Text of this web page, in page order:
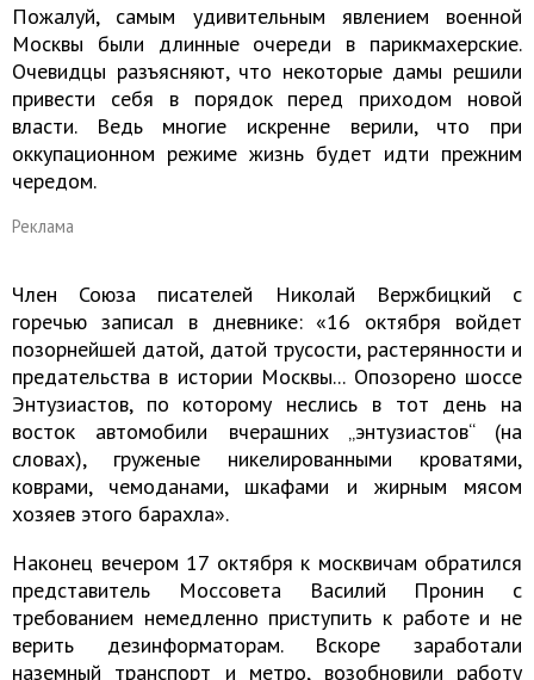
Пожалуй, самым удивительным явлением военной
Москвы были длинные очереди в парикмахерские.
Очевидцы разъясняют, что некоторые дамы решили
привести себя в порядок перед приходом новой
власти. Ведь многие искренне верили, что при
оккупационном режиме жизнь будет идти прежним
чередом.
Реклама
Член Союза писателей Николай Вержбицкий с
горечью записал в дневнике: «16 октября войдет
позорнейшей датой, датой трусости, растерянности и
предательства в истории Москвы... Опозорено шоссе
Энтузиастов, по которому неслись в тот день на
восток автомобили вчерашних „энтузиастов“ (на
словах), груженые никелированными кроватями,
коврами, чемоданами, шкафами и жирным мясом
хозяев этого барахла».
Наконец вечером 17 октября к москвичам обратился
представитель Моссовета Василий Пронин с
требованием немедленно приступить к работе и не
верить дезинформаторам. Вскоре заработали
наземный транспорт и метро, возобновили работу